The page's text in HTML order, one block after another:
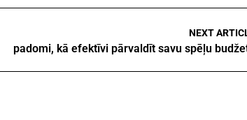
NEXT
padomi, kā efektīvi pārvaldīt savu spēļu